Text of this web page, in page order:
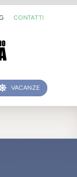
CONTATTI
VACANZE